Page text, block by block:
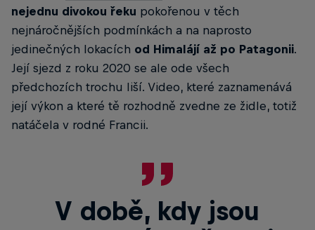
nejednu divokou řeku pokořenou v těch
nejnáročnějších podmínkách a na naprosto
jedinečných lokacích od Himalájí až po Patagonii.
Její sjezd z roku 2020 se ale ode všech
předchozích trochu liší. Video, které zaznamenává
její výkon a které tě rozhodně zvedne ze židle, totiž
natáčela v rodné Francii.
V době, kdy jsou